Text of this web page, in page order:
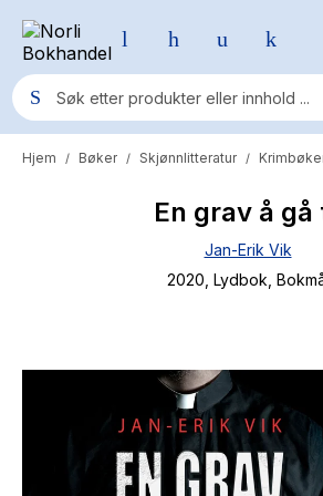
Populære søk
Fury Bound - Sable Sorensen
Elizabeth Strout
Hypopressiv trening
Hjem / Bøker / Skjønnlitteratur /
En grav å gå
Jan-Erik Vik
2020 , Lydbok ,